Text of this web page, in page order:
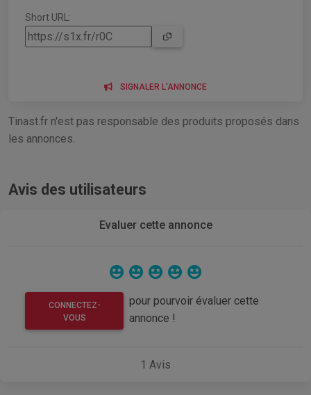
Short URL:
SIGNALER L'ANNONCE
Tinast.fr n'est pas responsable des produits proposés dans
les annonces.
Avis des utilisateurs
Evaluer cette annonce
CONNECTEZ-
VOUS
pour pourvoir évaluer cette
annonce !
1 Avis